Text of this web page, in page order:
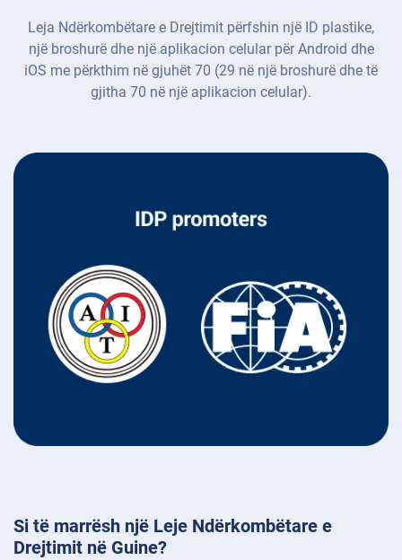
Leja Ndërkombëtare e Drejtimit përfshin një ID plastike,
një broshurë dhe një aplikacion celular për Android dhe
iOS me përkthim në gjuhët 70 (29 në një broshurë dhe të
gjitha 70 në një aplikacion celular).
Si të marrësh një Leje Ndërkombëtare e
Drejtimit në Guine?